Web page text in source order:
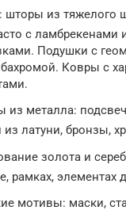
шторы из тяжелого
с ламбрекенами
Подушки с
Ковры с
из металла:
из латуни, бронзы,
золота и
рамках, элементах
мотивы: маски,